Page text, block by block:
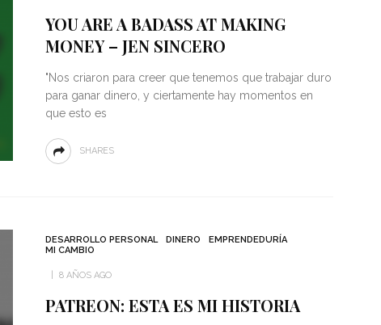
YOU ARE A BADASS AT MAKING
MONEY – JEN SINCERO
"Nos criaron para creer que tenemos que trabajar duro
para ganar dinero, y ciertamente hay momentos en
que esto es
SHARES
DESARROLLO PERSONAL DINERO
EMPRENDEDURÍA
MI CAMBIO
8 AÑOS AGO
PATREON: ESTA ES MI HISTORIA